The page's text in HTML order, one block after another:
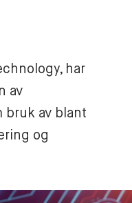
har
av
av blant
og